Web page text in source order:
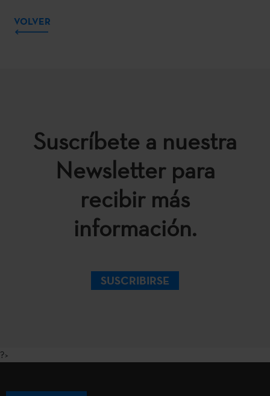
VOLVER
Suscríbete a nuestra
Newsletter para
recibir más
información.
SUSCRIBIRSE
?>